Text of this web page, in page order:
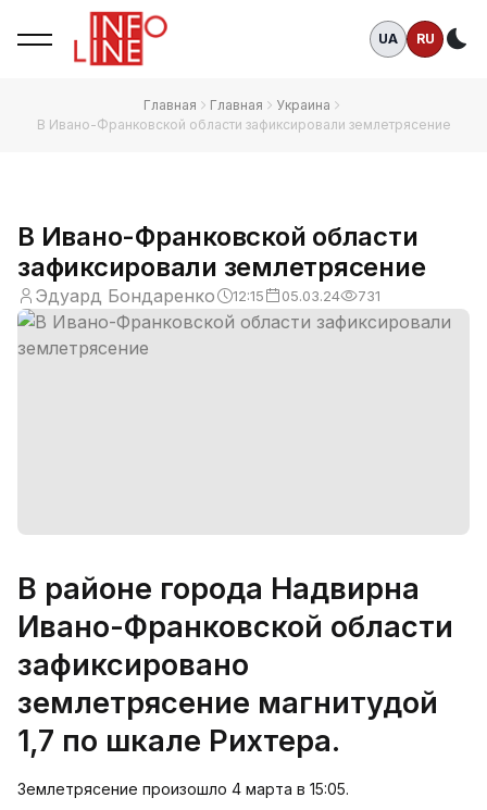
UA RU
Главная Главная
Украина
В Ивано-Франковской области зафиксировали землетрясение
В Ивано-Франковской области
зафиксировали землетрясение
Эдуард Бондаренко 12:15 05.03.24 731
В районе города Надвирна
Ивано-Франковской области
зафиксировано
землетрясение магнитудой
1,7 по шкале Рихтера.
Землетрясение произошло 4 марта в 15:05.